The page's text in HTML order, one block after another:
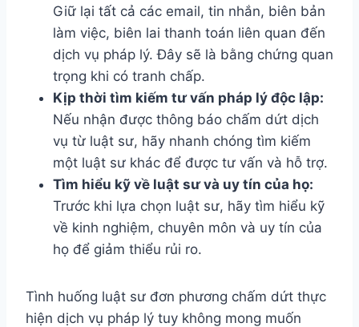
Giữ lại tất cả các email, tin nhắn, biên bản
làm việc, biên lai thanh toán liên quan đến
dịch vụ pháp lý. Đây sẽ là bằng chứng quan
trọng khi có tranh chấp.
Kịp thời tìm kiếm tư vấn pháp lý độc lập:
Nếu nhận được thông báo chấm dứt dịch
vụ từ luật sư, hãy nhanh chóng tìm kiếm
một luật sư khác để được tư vấn và hỗ trợ.
Tìm hiểu kỹ về luật sư và uy tín của họ:
Trước khi lựa chọn luật sư, hãy tìm hiểu kỹ
về kinh nghiệm, chuyên môn và uy tín của
họ để giảm thiểu rủi ro.
Tình huống luật sư đơn phương chấm dứt thực
hiện dịch vụ pháp lý tuy không mong muốn